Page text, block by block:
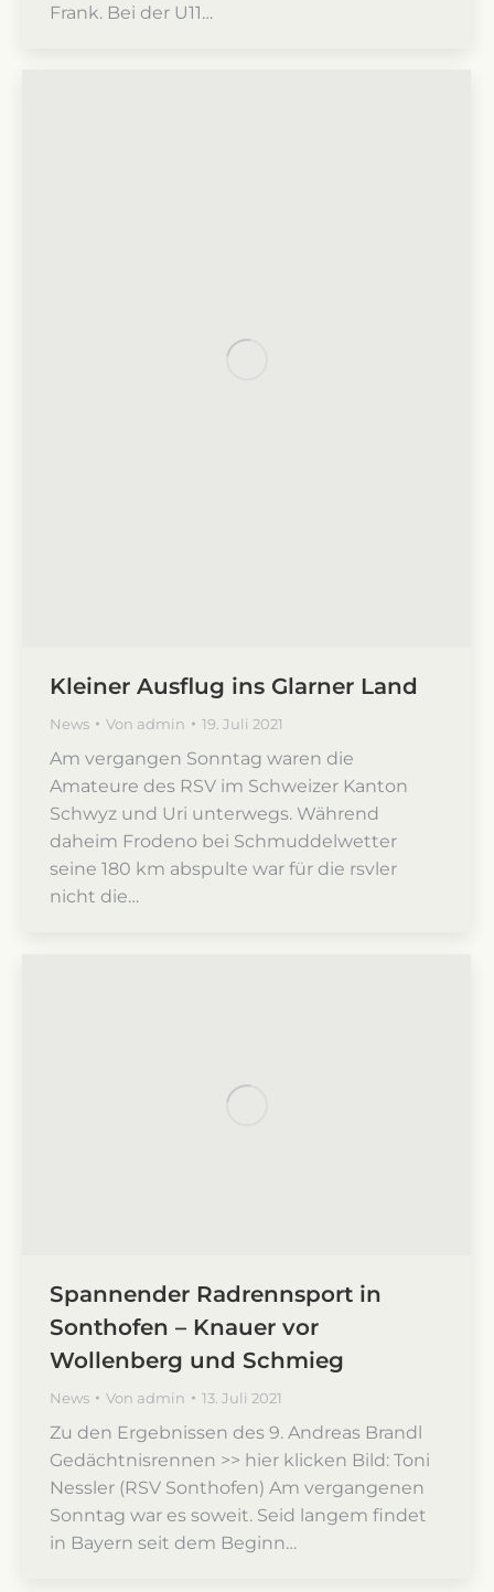
Frank. Bei der U11…
Kleiner Ausflug ins Glarner Land
News Von admin 19. Juli 2021
Am vergangen Sonntag waren die
Amateure des RSV im Schweizer Kanton
Schwyz und Uri unterwegs. Während
daheim Frodeno bei Schmuddelwetter
seine 180 km abspulte war für die rsvler
nicht die…
Spannender Radrennsport in
Sonthofen – Knauer vor
Wollenberg und Schmieg
News Von admin 13. Juli 2021
Zu den Ergebnissen des 9. Andreas Brandl
Gedächtnisrennen >> hier klicken Bild: Toni
Nessler (RSV Sonthofen) Am vergangenen
Sonntag war es soweit. Seid langem findet
in Bayern seit dem Beginn…